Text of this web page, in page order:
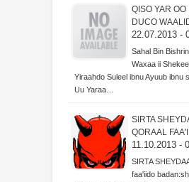
QISO YAR
DUCO
22.07.2013 -
Sahal Bin
Waxaa ii
Yiraahdo Suleel ibnu Ayuub ibnu
Uu Yaraa…
SIRTA
QORAAL
11.10.2013 -
SIRTA
faa'iido